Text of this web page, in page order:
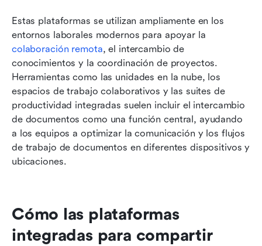
Estas plataformas se utilizan ampliamente en los
colaboración remota, el intercambio de
conocimientos y la coordinación de proyectos.
Herramientas como las unidades en la nube, los
espacios de trabajo colaborativos y las suites de
productividad integradas suelen incluir el intercambio
de documentos como una función central, ayudando
a los equipos a optimizar la comunicación y los flujos
de trabajo de documentos en diferentes dispositivos y
ubicaciones.
Cómo las plataformas
integradas para compartir